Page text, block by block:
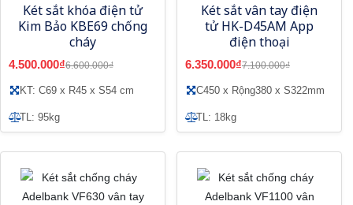
Két sắt khóa điện tử
Kim Bảo KBE69 chống
cháy
4.500.000₫6.600.000₫
KT: C69 x R45 x S54 cm
TL: 95kg
Két sắt vân tay điện
tử HK-D45AM App
điện thoại
6.350.000₫7.100.000₫
C450 x Rộng380 x S322mm
TL: 18kg